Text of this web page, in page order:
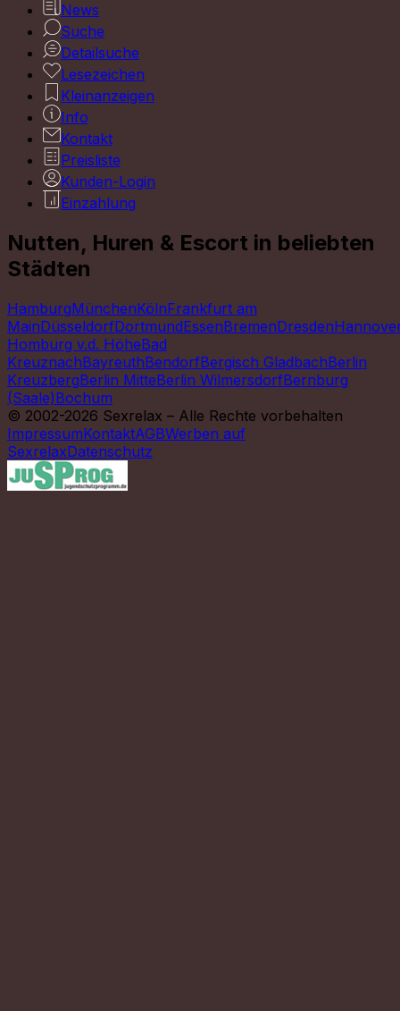
News
Suche
Detailsuche
Lesezeichen
Kleinanzeigen
Info
Kontakt
Preisliste
Kunden-Login
Einzahlung
Nutten, Huren & Escort in beliebten
Städten
HamburgMünchenKölnFrankfurt am
MainDüsseldorfDortmundEssenBremenDresden
Homburg v.d. HöheBad
KreuznachBayreuthBendorfBergisch GladbachBerlin
KreuzbergBerlin MitteBerlin WilmersdorfBernburg
(Saale)Bochum
© 2002-2026 Sexrelax – Alle Rechte vorbehalten
ImpressumKontaktAGBWerben auf
SexrelaxDatenschutz